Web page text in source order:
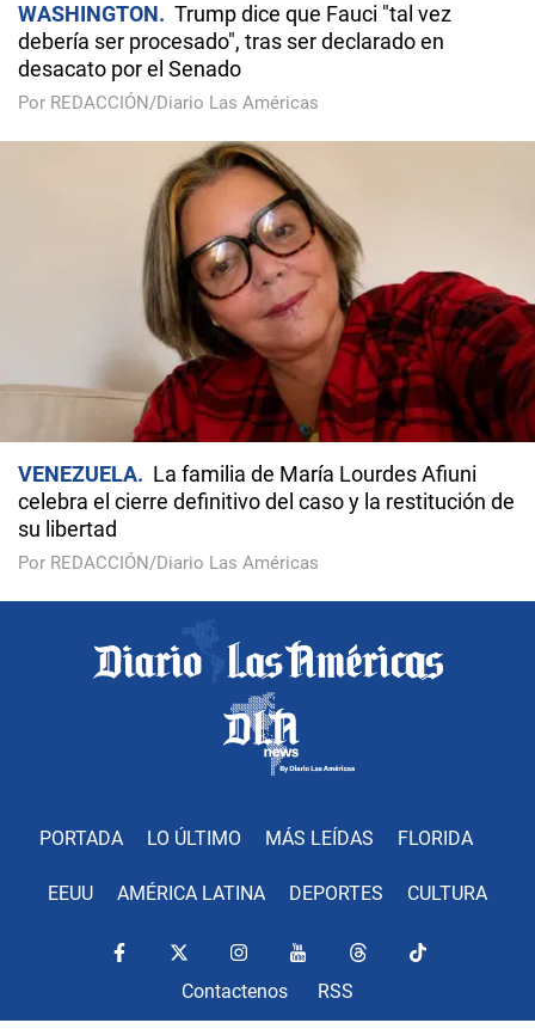
WASHINGTON
Trump dice que Fauci "tal vez
debería ser procesado", tras ser declarado en
desacato por el Senado
Por REDACCIÓN/Diario Las Américas
VENEZUELA
La familia de María Lourdes Afiuni
celebra el cierre definitivo del caso y la restitución de
su libertad
Por REDACCIÓN/Diario Las Américas
PORTADA LO ÚLTIMO MÁS LEÍDAS FLORIDA
EEUU AMÉRICA LATINA DEPORTES CULTURA
Contactenos RSS